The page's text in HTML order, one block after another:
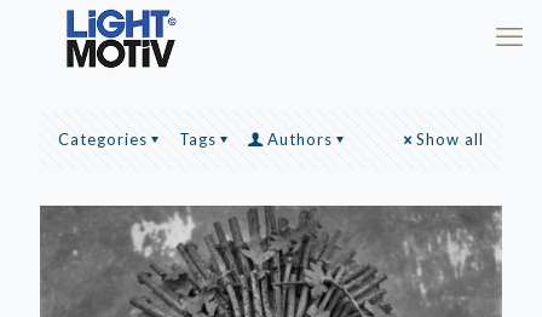
Categories Tags Authors Show all